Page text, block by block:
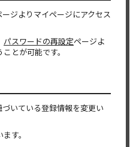
ージよりマイページにアクセス
パスワードの再設定ページよ
とが可能です。
いている登録情報を変更い
す。